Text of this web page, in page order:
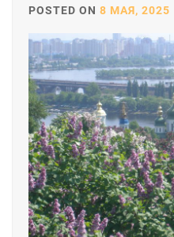
POSTED ON 8 МАЯ, 2025